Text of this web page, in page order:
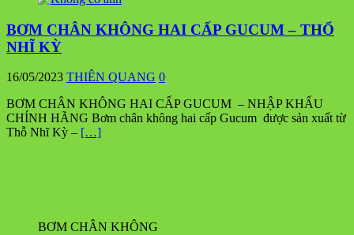
BƠM CHÂN KHÔNG HAI CẤP GUCUM – THỔ
NHĨ KỲ
16/05/2023 THIÊN QUANG 0
BƠM CHÂN KHÔNG HAI CẤP GUCUM – NHẬP KHẨU
CHÍNH HÃNG Bơm chân không hai cấp Gucum được sản xuất từ
Thỗ Nhĩ Kỳ – […]
BƠM CHÂN KHÔNG